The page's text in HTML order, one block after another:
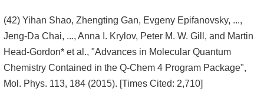
(42) Yihan Shao, Zhengting Gan, Evgeny Epifanovsky, ...,
Jeng-Da Chai, ..., Anna I. Krylov, Peter M. W. Gill, and Martin
Head-Gordon* et al., "Advances in Molecular Quantum
Chemistry Contained in the Q-Chem 4 Program Package",
Mol. Phys. 113, 184 (2015). [Times Cited: 2,710]